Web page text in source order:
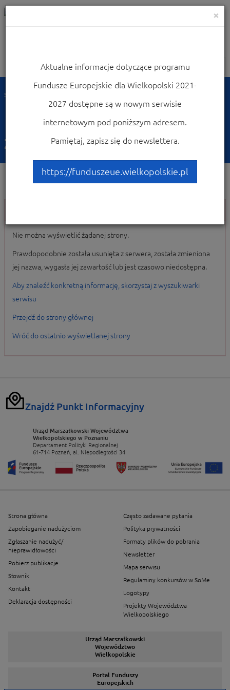
Nawigacja
Strona główna
Nie można wyświetlić
żądanej strony.
Nie można wyświetlić żądanej strony.
Prawdopodobnie została usunięta z serwera, została zmieniona
jej nazwa, wygasła jej zawartość lub jest czasowo niedostępna.
Aby znaleźć konkretną informację, skorzystaj z wyszukiwarki
serwisu
Przejdź do strony głównej
Wróć do ostatnio wyświetlanej strony
Znajdź Punkt Informacyjny
Urząd Marszałkowski Województwa
Wielkopolskiego w Poznaniu
Departament Polityki Regionalnej
61-714 Poznań, al. Niepodległości 34
Strona główna
Zapobieganie nadużyciom
Zgłaszanie nadużyć/
nieprawidłowości
Pobierz publikacje
Słownik
Kontakt
Deklaracja dostępności
Często zadawane pytania
Polityka prywatności
Formaty plików do pobrania
Newsletter
Mapa serwisu
Regulaminy konkursów w SoMe
Logotypy
Projekty Województwa
Wielkopolskiego
Urząd Marszałkowski
Województwo
Wielkopolskie
Portal Funduszy
Europejskich
×
Aktualne informacje dotyczące programu
Fundusze Europejskie dla Wielkopolski 2021-
2027 dostępne są w nowym serwisie
internetowym pod poniższym adresem.
Pamiętaj, zapisz się do newslettera.
https://funduszeue.wielkopolskie.pl